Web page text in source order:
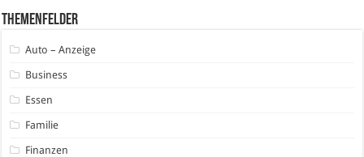
Themenfelder
Auto – Anzeige
Business
Essen
Familie
Finanzen